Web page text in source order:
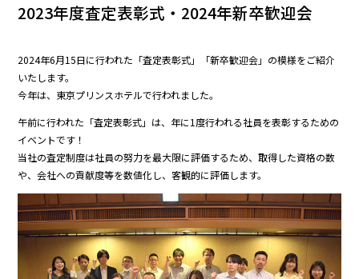
2023年度査定表彰式・2024年新卒歓迎会
2024年6月15日に行われた「査定表彰式」「新卒歓迎会」の模様をご紹介
いたします。
今年は、東京プリンスホテルで行われました。
午前に行われた「査定表彰式」は、年に1度行われる社員を表彰するための
イベントです！
当社の査定制度は社員の努力を最大限に評価するため、取得した資格の数
や、会社への貢献度等を数値化し、客観的に評価します。